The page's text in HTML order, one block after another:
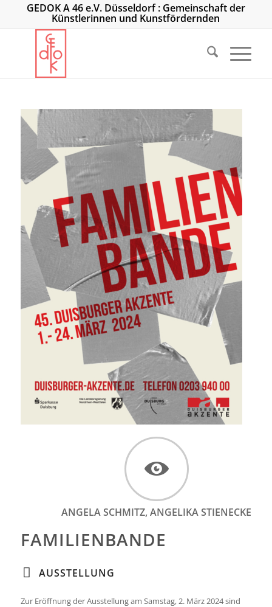
GEDOK A 46 e.V. Düsseldorf : Gemeinschaft der
Künstlerinnen und Kunstfördernden
ANGELA SCHMITZ, ANGELIKA STIENECKE
FAMILIENBANDE
AUSSTELLUNG
Zur Eröffnung der Ausstellung am Samstag, 2. März 2024 sind